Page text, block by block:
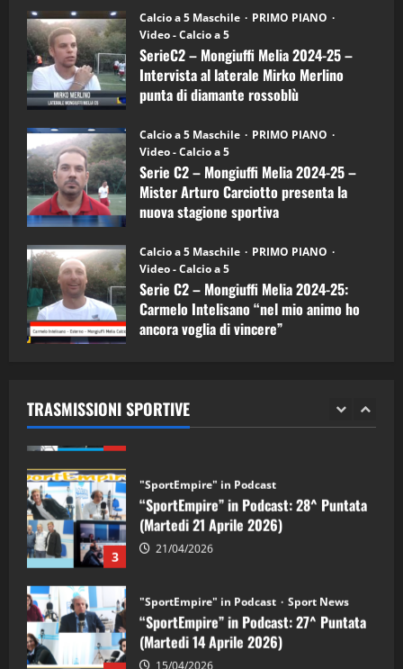
6)
–
Intervista
a
mister
Arturo
Carciotto
(Mongiuffi
Calcio a 5 Maschile
PRIMO PIANO
Video - Calcio a 5
SerieC2 – Mongiuffi Melia 2024-25 –
Intervista al laterale Mirko Merlino
punta di diamante rossoblù
Calcio a 5 Maschile
PRIMO PIANO
Video - Calcio a 5
Serie C2 – Mongiuffi Melia 2024-25 –
Mister Arturo Carciotto presenta la
nuova stagione sportiva
Calcio a 5 Maschile
PRIMO PIANO
Video - Calcio a 5
Serie C2 – Mongiuffi Melia 2024-25:
Carmelo Intelisano “nel mio animo ho
ancora voglia di vincere”
TRASMISSIONI SPORTIVE
4
“SportEmpire” in Podcast: 27^ Puntata
(Martedi 14 Aprile 2026)
15/04/2026
5
“SportEmpire” in Podcast: 26^ Puntata
(Martedi 07 Aprile 2026)
08/04/2026
1
“SportEmpire” in Podcast: 30^ Puntata
(Martedi 05 Maggio 2026)
08/05/2026
2 28/04/2026
3
“SportEmpire” in Podcast: 28^ Puntata
(Martedi 21 Aprile 2026)
21/04/2026
4
“SportEmpire” in Podcast: 27^ Puntata
(Martedi 14 Aprile 2026)
15/04/2026